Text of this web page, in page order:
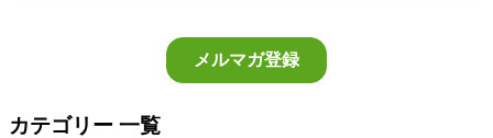
カテゴリー 一覧